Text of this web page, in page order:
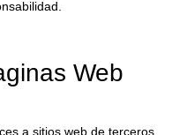
Web
a sitios web de terceros